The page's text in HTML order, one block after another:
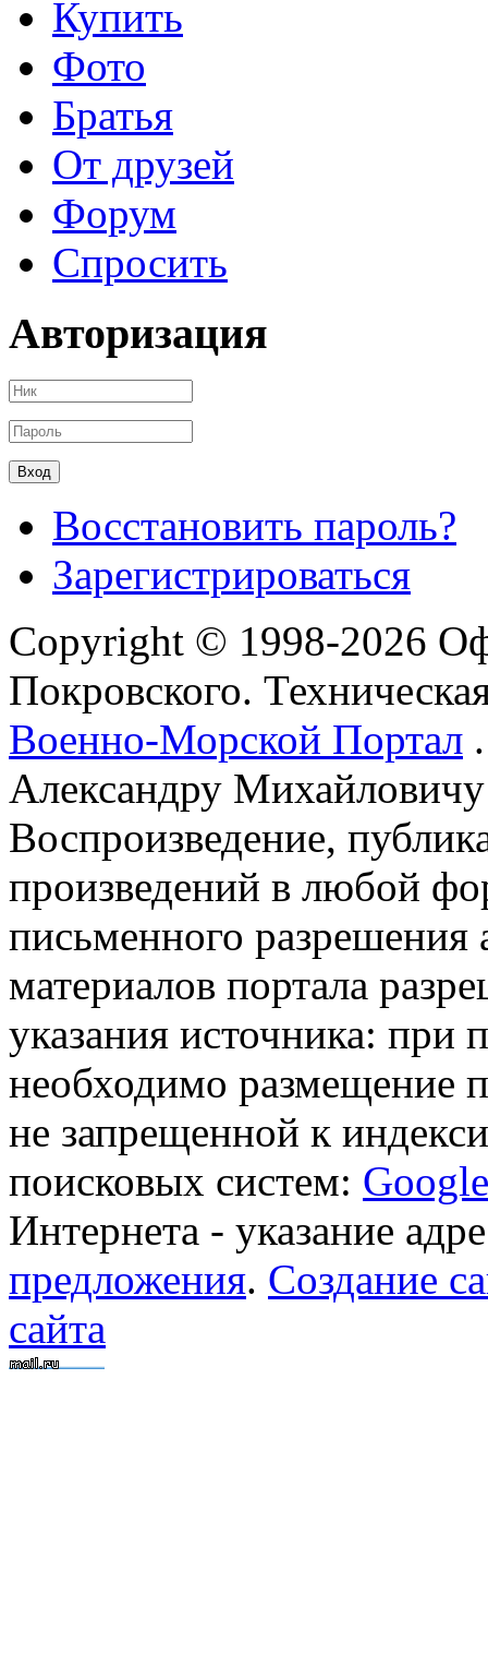
Купить
Фото
Братья
От друзей
Форум
Спросить
Авторизация
Восстановить пароль?
Зарегистрироваться
Copyright © 1998-2026
Покровского.
Военно-Морской Портал
Александру
Воспроизведение,
произведений в любой
письменного разрешения
материалов портала
указания источника: при
необходимо размещение
не запрещенной к
поисковых систем: Google
Интернета - указание
предложения. Создание
сайта